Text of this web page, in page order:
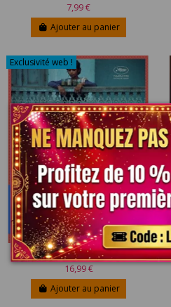
7,99 €
Ajouter au panier
Exclusivité web !
Salaam Bombay DVD
16,99 €
Ajouter au panier